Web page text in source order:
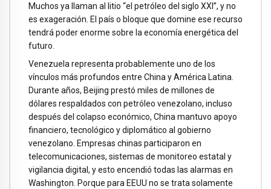
Muchos ya llaman al litio “el petróleo del siglo XXI”, y no
es exageración. El país o bloque que domine ese recurso
tendrá poder enorme sobre la economía energética del
futuro.
Venezuela representa probablemente uno de los
vínculos más profundos entre China y América Latina.
Durante años, Beijing prestó miles de millones de
dólares respaldados con petróleo venezolano, incluso
después del colapso económico, China mantuvo apoyo
financiero, tecnológico y diplomático al gobierno
venezolano. Empresas chinas participaron en
telecomunicaciones, sistemas de monitoreo estatal y
vigilancia digital, y esto encendió todas las alarmas en
Washington. Porque para EEUU no se trata solamente